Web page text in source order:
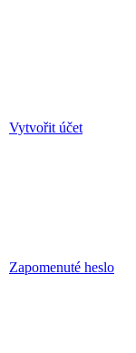
Vytvořit účet
Zapomenuté heslo